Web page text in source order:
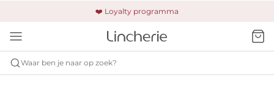
❤️ Loyalty programma
🚚 Gratis verzending & retour
🔒 Altijd veilig betalen
Waar ben je naar op zoek?MARIE JO SWIM
MARVA